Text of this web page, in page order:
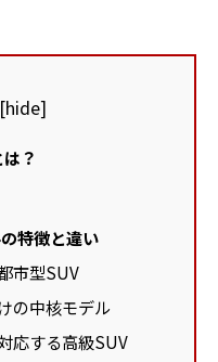
[hide]
？
特徴と違い
市型SUV
の中核モデル
応する高級SUV